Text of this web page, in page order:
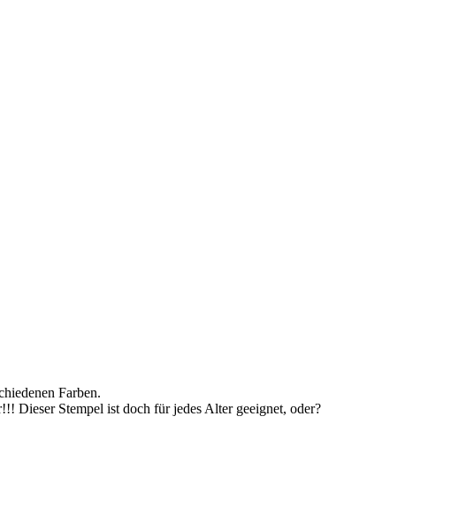
Farben.
Dieser Stempel ist doch für jedes Alter geeignet, oder?